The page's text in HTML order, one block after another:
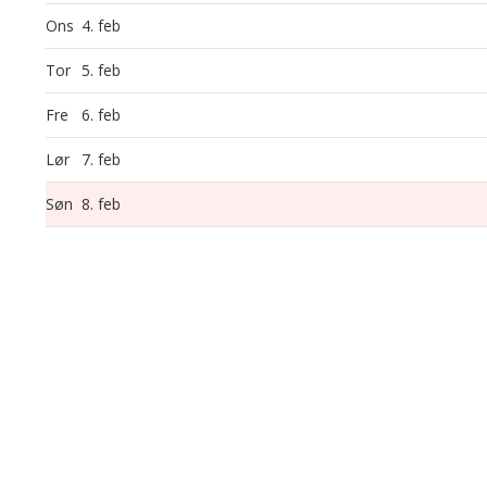
Ons 4. feb
Tor 5. feb
Fre 6. feb
Lør 7. feb
Søn 8. feb